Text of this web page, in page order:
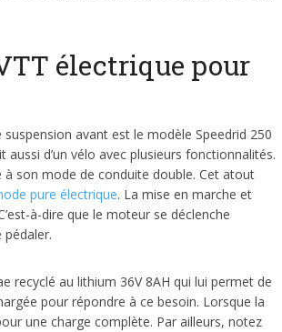
électrique pour
avant est le modèle Speedrid 250
aussi d’un vélo avec plusieurs fonctionnalités.
son mode de conduite double. Cet atout
pure électrique. La mise en marche et
à-dire que le moteur se déclenche
pédaler.
recyclé au lithium 36V 8AH qui lui permet de
pour répondre à ce besoin. Lorsque la
une charge complète. Par ailleurs, notez